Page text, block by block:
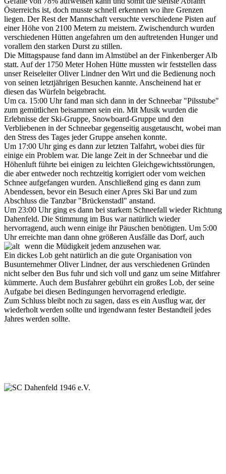
Österreichs ist, doch musste schnell erkennen wo ihre Grenzen
liegen. Der Rest der Mannschaft versuchte verschiedene Pisten auf
einer Höhe von 2100 Metern zu meistern. Zwischendurch wurden
verschiedenen Hütten angefahren um den auftretenden Hunger und
vorallem den starken Durst zu stillen.
Die Mittagspause fand dann im Almstübel an der Finkenberger Alb
statt. Auf der 1750 Meter Hohen Hütte mussten wir feststellen dass
unser Reiseleiter Oliver Lindner den Wirt und die Bedienung noch
von seinen letztjährigen Besuchen kannte. Anscheinend hat er
diesen das Würfeln beigebracht.
Um ca. 15:00 Uhr fand man sich dann in der Schneebar "Pilsstube"
zum gemütlichen beisammen sein ein. Mit Musik wurden die
Erlebnisse der Ski-Gruppe, Snowboard-Gruppe und den
Verbliebenen in der Schneebar gegenseitig ausgetauscht, wobei man
den Stress des Tages jeder Gruppe ansehen konnte.
Um 17:00 Uhr ging es dann zur letzten Talfahrt, wobei dies für
einige ein Problem war. Die lange Zeit in der Schneebar und die
Höhenluft führte bei einigen zu leichten Gleichgewichtsstörungen,
die aber entweder noch rechtzeitig korrigiert oder vom weichen
Schnee aufgefangen wurden. Anschließend ging es dann zum
Abendessen, bevor ein Besuch einer Apres Ski Bar und zum
Abschluss die Tanzbar "Brückenstadl" anstand.
Um 23:00 Uhr ging es dann bei starkem Schneefall wieder Richtung
Dahenfeld. Die Stimmung im Bus war natürlich wieder
hervorragend, auch wenn einige ihr Päuschen benötigten. Um 5:00
Uhr erreichte man dann ohne größeren Ausfälle das Dorf, auch
wenn die Müdigkeit jedem anzusehen war.
Ein dickes Lob geht natürlich an die gute Organisation von
Busunternehmer Oliver Lindner, der aus verschiedenen Gründen
nicht selber den Bus fuhr und sich voll und ganz um seine Mitfahrer
kümmerte. Auch dem Busfahrer gebührt ein großes Lob, der seine
Aufgabe bei diesen Bedingungen hervorragend erledigte.
Zum Schluss bleibt noch zu sagen, dass es ein Ausflug war, der
wiederholt werden sollte und irgendwann fester Bestandteil jedes
Jahres werden sollte.